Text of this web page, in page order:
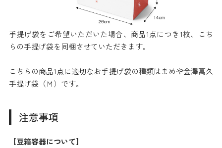
手提げ袋をご希望いただいた場合、商品1点につき1枚、こち
らの手提げ袋を同梱させていただきます。
こちらの商品1点に適切なお手提げ袋の種類はまめや金澤萬久
手提げ袋（Ｍ）です。
注意事項
【豆箱容器について】